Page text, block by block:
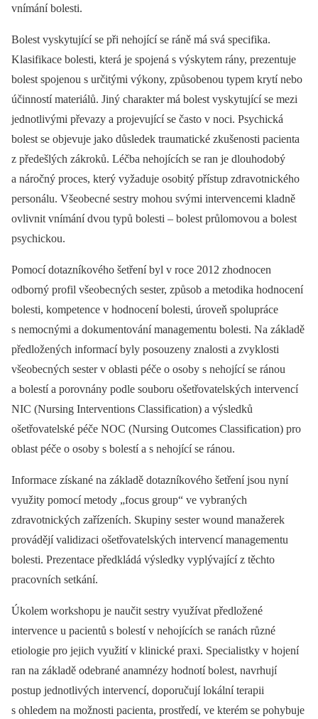
vnímání bolesti.
Bolest vyskytující se při nehojící se ráně má svá specifika.
Klasifikace bolesti, která je spojená s výskytem rány, prezentuje
bolest spojenou s určitými výkony, způsobenou typem krytí nebo
účinností materiálů. Jiný charakter má bolest vyskytující se mezi
jednotlivými převazy a projevující se často v noci. Psychická
bolest se objevuje jako důsledek traumatické zkušenosti pacienta
z předešlých zákroků. Léčba nehojících se ran je dlouhodobý
a náročný proces, který vyžaduje osobitý přístup zdravotnického
personálu. Všeobecné sestry mohou svými intervencemi kladně
ovlivnit vnímání dvou typů bolesti –⁠ bolest průlomovou a bolest
psychickou.
Pomocí dotazníkového šetření byl v roce 2012 zhodnocen
odborný profil všeobecných sester, způsob a metodika hodnocení
bolesti, kompetence v hodnocení bolesti, úroveň spolupráce
s nemocnými a dokumentování managementu bolesti. Na základě
předložených informací byly posouzeny znalosti a zvyklosti
všeobecných sester v oblasti péče o osoby s nehojící se ránou
a bolestí a porovnány podle souboru ošetřovatelských intervencí
NIC (Nursing Interventions Classification) a výsledků
ošetřovatelské péče NOC (Nursing Outcomes Classification) pro
oblast péče o osoby s bolestí a s nehojící se ránou.
Informace získané na základě dotazníkového šetření jsou nyní
využity pomocí metody „focus group“ ve vybraných
zdravotnických zařízeních. Skupiny sester wound manažerek
provádějí validizaci ošetřovatelských intervencí managementu
bolesti. Prezentace předkládá výsledky vyplývající z těchto
pracovních setkání.
Úkolem workshopu je naučit sestry využívat předložené
intervence u pacientů s bolestí v nehojících se ranách různé
etiologie pro jejich využití v klinické praxi. Specialistky v hojení
ran na základě odebrané anamnézy hodnotí bolest, navrhují
postup jednotlivých intervencí, doporučují lokální terapii
s ohledem na možnosti pacienta, prostředí, ve kterém se pohybuje